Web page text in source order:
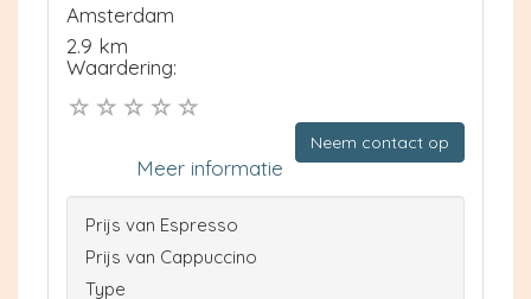
Amsterdam
2.9 km
Waardering:
Neem contact op
Meer informatie
Prijs van Espresso
Prijs van Cappuccino
Type